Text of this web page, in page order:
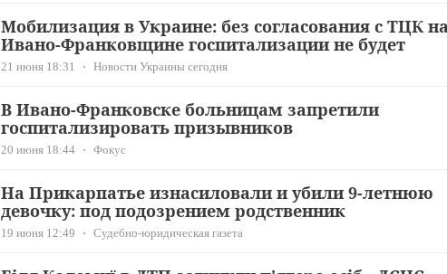
Мобилизация в Украине: без согласования с ТЦК
Ивано-Франковщине госпитализации не будет
21 июня 18:31 Новости Украины сегодня
В Ивано-Франковске больницам запретили
госпитализировать призывников
20 июня 18:44 Фокус
На Прикарпатье изнасиловали и убили 9-летнюю
девочку: под подозрением родственник
19 июня 12:49 Судебно-юридическая газета